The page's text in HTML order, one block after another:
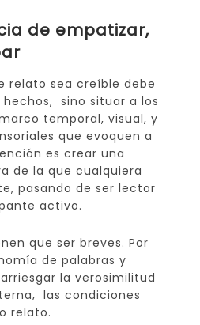
de empatizar,
relato sea creíble debe
sino situar a los
temporal, visual, y
que evoquen a
es crear una
de la que cualquiera
pasando de ser lector
activo.
que ser breves. Por
de palabras y
la verosimilitud
las condiciones
relato.